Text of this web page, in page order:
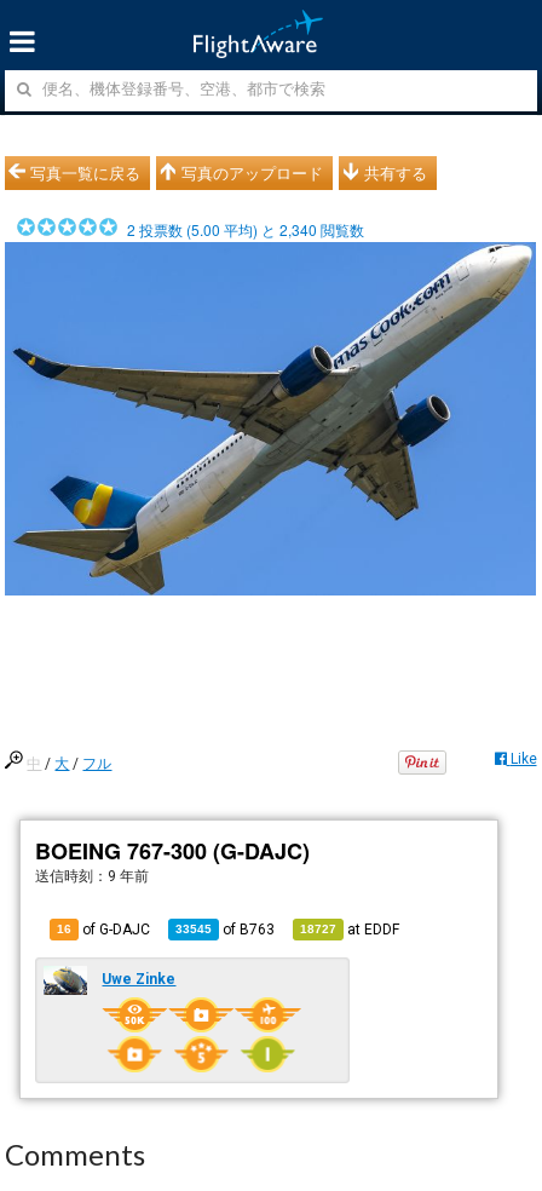
写真一覧に戻る 写真のアップロード 共有する
2 投票数 (5.00 平均) と2,340 閲覧数
中 /大 / フル Like
BOEING 767-300 (G-DAJC)
送信時刻： 9 年前
16 of G-DAJC 33545 ofB763 18727 atEDDF
Uwe Zinke
Comments